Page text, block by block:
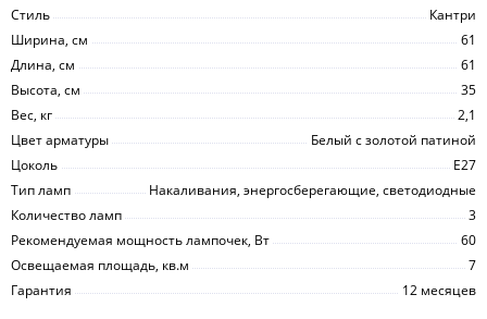
Стиль
Кантри
Ширина, см
61
Длина, см
61
Высота, см
35
Вес, кг
2,1
Цвет арматуры
Белый с золотой патиной
Цоколь
E27
Тип ламп
Накаливания, энергосберегающие, светодиодные
Количество ламп
3
Рекомендуемая мощность лампочек, Вт
60
Освещаемая площадь, кв.м
7
Гарантия
12 месяцев